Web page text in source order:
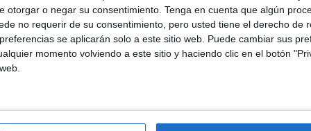
otorgar o negar su consentimiento. Tenga en cuenta que algún
no requerir de su consentimiento, pero usted tiene el derecho de
se aplicarán solo a este sitio web. Puede cambiar sus
momento volviendo a este sitio y haciendo clic en el botón
permanecerá en la Santa Iglesia Catedral
mismo como está la situación de la pandemia no
Cuando ya pase todo esto la llevaremos allí,
media de la tarde”, proseguía.